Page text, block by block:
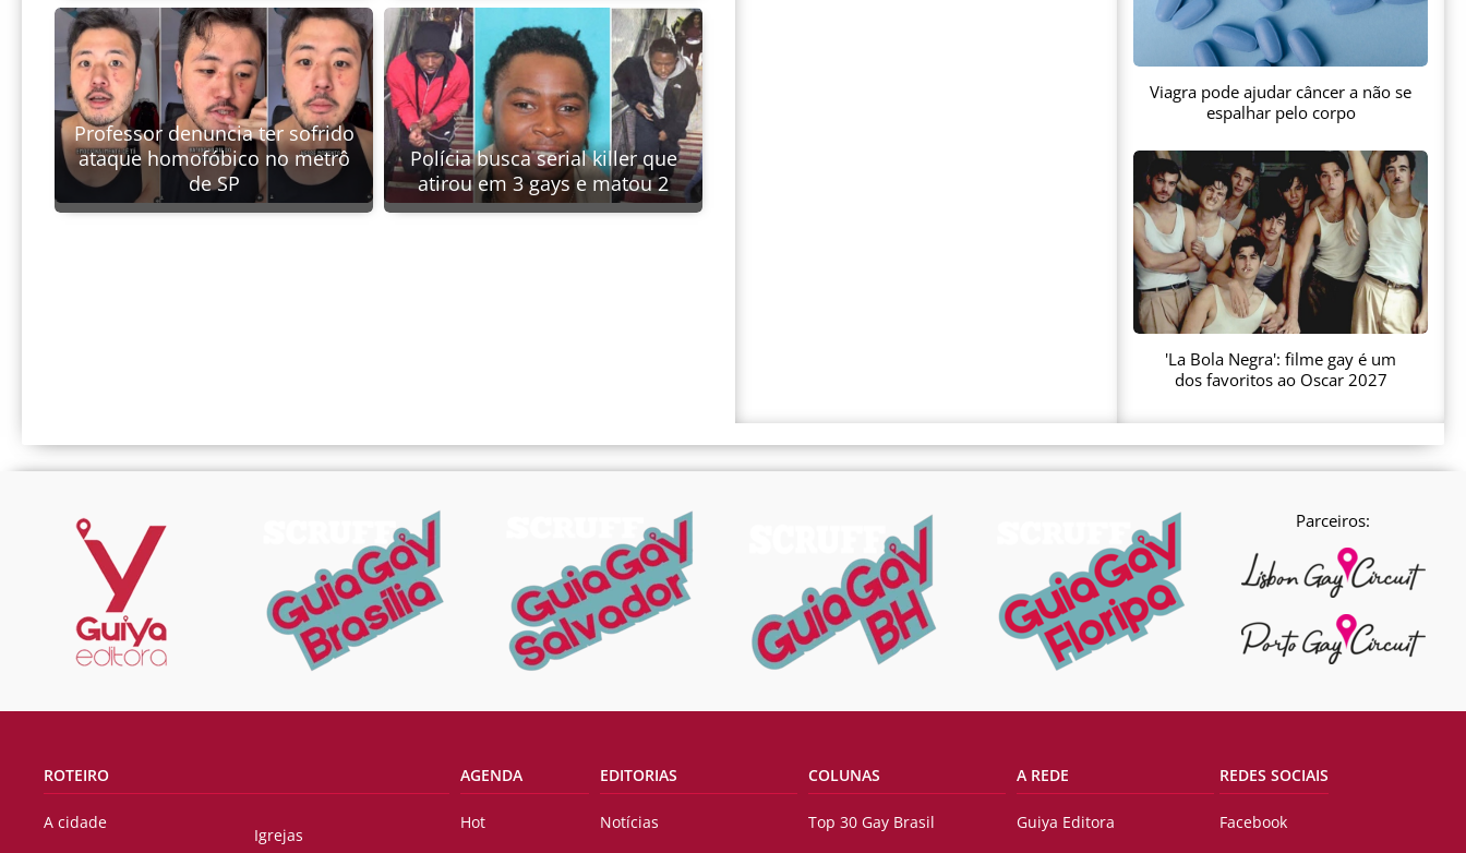
Professor denuncia ter sofrido
ataque homofóbico no metrô
de SP
Polícia busca serial killer que
atirou em 3 gays e matou 2
Viagra pode ajudar câncer a não se
espalhar pelo corpo
'La Bola Negra': filme gay é um
dos favoritos ao Oscar 2027
Parceiros:
ROTEIRO
A cidade
Igrejas
AGENDA
Hot
EDITORIAS
Notícias
COLUNAS
Top 30 Gay Brasil
A REDE
Guiya Editora
REDES SOCIAIS
Facebook